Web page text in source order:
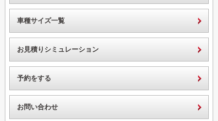
車種サイズ一覧
お見積りシミュレーション
予約をする
お問い合わせ